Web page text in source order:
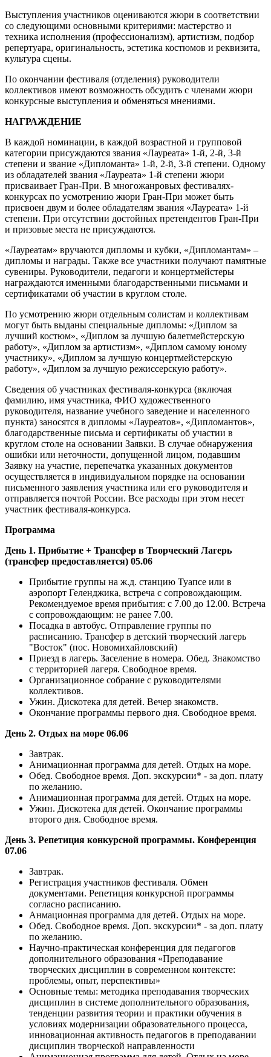
Выступления участников оцениваются жюри в соответствии
со следующими основными критериями: мастерство и
техника исполнения (профессионализм), артистизм, подбор
репертуара, оригинальность, эстетика костюмов и реквизита,
культура сцены.
По окончании фестиваля (отделения) руководители
коллективов имеют возможность обсудить с членами жюри
конкурсные выступления и обменяться мнениями.
НАГРАЖДЕНИЕ
В каждой номинации, в каждой возрастной и групповой
категории присуждаются звания «Лауреата» 1-й, 2-й, 3-й
степени и звание «Дипломанта» 1-й, 2-й, 3-й степени. Одному
из обладателей звания «Лауреата» 1-й степени жюри
присваивает Гран-При. В многожанровых фестивалях-
конкурсах по усмотрению жюри Гран-При может быть
присвоен двум и более обладателям звания «Лауреата» 1-й
степени. При отсутствии достойных претендентов Гран-При
и призовые места не присуждаются.
«Лауреатам» вручаются дипломы и кубки, «Дипломантам» –
дипломы и награды. Также все участники получают памятные
сувениры. Руководители, педагоги и концертмейстеры
награждаются именными благодарственными письмами и
сертификатами об участии в круглом столе.
По усмотрению жюри отдельным солистам и коллективам
могут быть выданы специальные дипломы: «Диплом за
лучший костюм», «Диплом за лучшую балетмейстерскую
работу», «Диплом за артистизм», «Диплом самому юному
участнику», «Диплом за лучшую концертмейстерскую
работу», «Диплом за лучшую режиссерскую работу».
Сведения об участниках фестиваля-конкурса (включая
фамилию, имя участника, ФИО художественного
руководителя, название учебного заведение и населенного
пункта) заносятся в дипломы «Лауреатов», «Дипломантов»,
благодарственные письма и сертификаты об участии в
круглом столе на основании Заявки. В случае обнаружения
ошибки или неточности, допущенной лицом, подавшим
Заявку на участие, перепечатка указанных документов
осуществляется в индивидуальном порядке на основании
письменного заявления участника или его руководителя и
отправляется почтой России. Все расходы при этом несет
участник фестиваля-конкурса.
Программа
День 1. Прибытие + Трансфер в Творческий Лагерь
(трансфер предоставляется) 05.06
Прибытие группы на ж.д. станцию Туапсе или в
аэропорт Геленджика, встреча с сопровождающим.
Рекомендуемое время прибытия: с 7.00 до 12.00. Встреча
с сопровождающим: не ранее 7.00.
Посадка в автобус. Отправление группы по
расписанию. Трансфер в детский творческий лагерь
"Восток" (пос. Новомихайловский)
Приезд в лагерь. Заселение в номера. Обед. Знакомство
с территорией лагеря. Свободное время.
Организационное собрание с руководителями
коллективов.
Ужин. Дискотека для детей. Вечер знакомств.
Окончание программы первого дня. Свободное время.
День 2. Отдых на море 06.06
Завтрак.
Анимационная программа для детей. Отдых на море.
Обед. Свободное время. Доп. экскурсии* - за доп. плату
по желанию.
Анимационная программа для детей. Отдых на море.
Ужин. Дискотека для детей. Окончание программы
второго дня. Свободное время.
День 3. Репетиция конкурсной программы. Конференция
07.06
Завтрак.
Регистрация участников фестиваля. Обмен
документами. Репетиция конкурсной программы
согласно расписанию.
Анмационная программа для детей. Отдых на море.
Обед. Свободное время. Доп. экскурсии* - за доп. плату
по желанию.
Научно-практическая конференция для педагогов
дополнительного образования «Преподавание
творческих дисциплин в современном контексте:
проблемы, опыт, перспективы»
Основные темы: методика преподавания творческих
дисциплин в системе дополнительного образования,
тенденции развития теории и практики обучения в
условиях модернизации образовательного процесса,
инновационная активность педагогов в преподавании
дисциплин творческой направленности